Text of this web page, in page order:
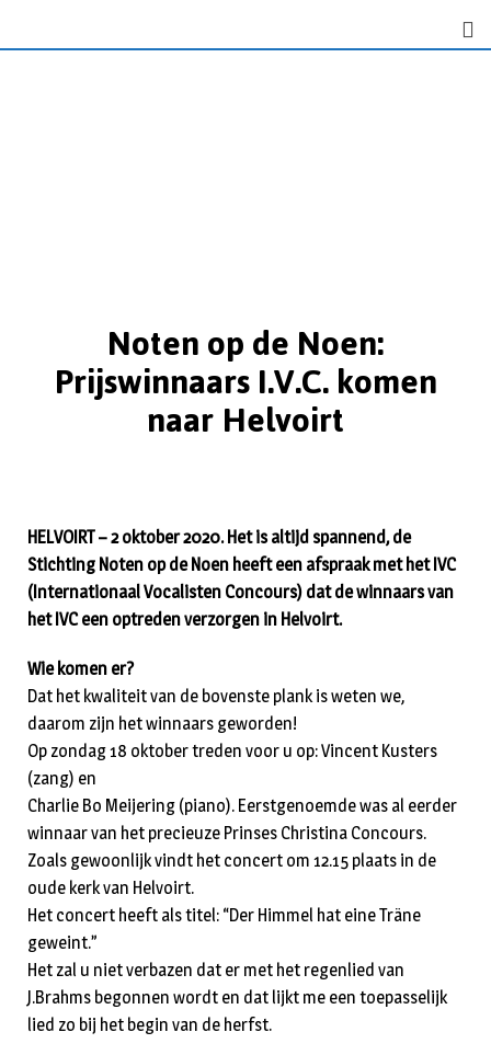
Noten op de Noen:
Prijswinnaars I.V.C. komen
naar Helvoirt
HELVOIRT – 2 oktober 2020. Het is altijd spannend, de
Stichting Noten op de Noen heeft een afspraak met het IVC
(Internationaal Vocalisten Concours) dat de winnaars van
het IVC een optreden verzorgen in Helvoirt.
Wie komen er?
Dat het kwaliteit van de bovenste plank is weten we,
daarom zijn het winnaars geworden!
Op zondag 18 oktober treden voor u op: Vincent Kusters
(zang) en
Charlie Bo Meijering (piano). Eerstgenoemde was al eerder
winnaar van het precieuze Prinses Christina Concours.
Zoals gewoonlijk vindt het concert om 12.15 plaats in de
oude kerk van Helvoirt.
Het concert heeft als titel: “Der Himmel hat eine Träne
geweint.”
Het zal u niet verbazen dat er met het regenlied van
J.Brahms begonnen wordt en dat lijkt me een toepasselijk
lied zo bij het begin van de herfst.